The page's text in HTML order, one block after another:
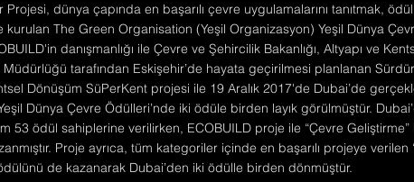
Projesi, dünya çapında en başarılı çevre uygulamalarını tanıtmak,
kurulan The Green Organisation (Yeşil Organizasyon) Yeşil Dünya
danışmanlığı ile Çevre ve Şehircilik Bakanlığı, Altyapı ve
tarafından Eskişehir’de hayata geçirilmesi planlanan
Dönüşüm SüPerKent projesi ile 19 Aralık 2017'de Dubai’de
Dünya Çevre Ödülleri’nde iki ödüle birden layık görülmüştür.
53 ödül sahiplerine verilirken, ECOBUILD proje ile “Çevre Geliştirme”
Proje ayrıca, tüm kategoriler içinde en başarılı projeye verilen
de kazanarak Dubai’den iki ödülle birden dönmüştür.